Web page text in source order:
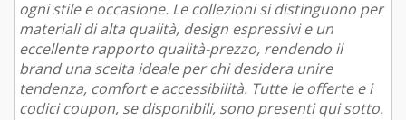
ogni stile e occasione. Le collezioni si distinguono per
materiali di alta qualità, design espressivi e un
eccellente rapporto qualità-prezzo, rendendo il
brand una scelta ideale per chi desidera unire
tendenza, comfort e accessibilità. Tutte le offerte e i
codici coupon, se disponibili, sono presenti qui sotto.